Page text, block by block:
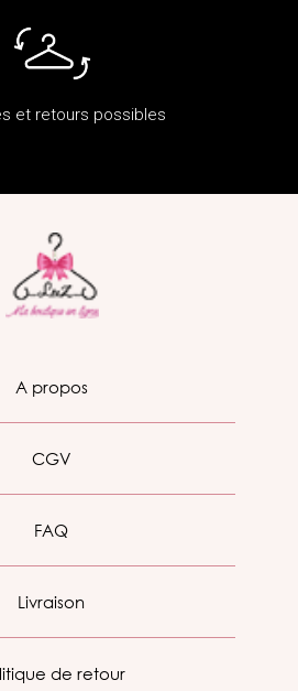
et retours possibles
A propos
CGV
FAQ
Livraison
de retour